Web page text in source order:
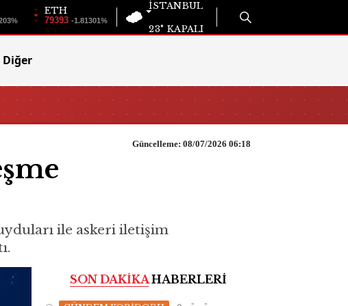
ETH
79393 -1.81301%
İSTANBUL
23° KAPALI
Diğer
Güncelleme: 08/07/2026 06:18
ile askeri iletişim
SON DAKİKAHABERLERİ